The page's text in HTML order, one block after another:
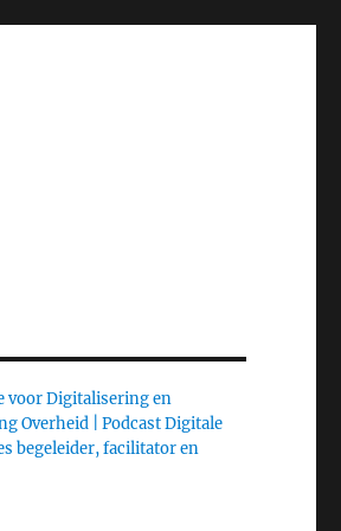
voor Digitalisering en
Overheid |
Podcast Digitale
begeleider, facilitator en